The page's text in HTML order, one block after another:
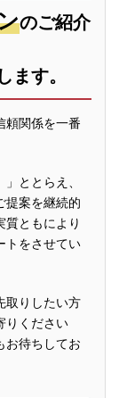
のご紹介
ます。
頼関係を一番
ととらえ、
提案を継続的
質ともにより
トをさせてい
取りしたい方
りください
お待ちしてお